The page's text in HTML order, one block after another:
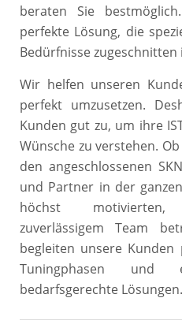
beraten Sie
perfekte Lösung, die
Bedürfnisse zugeschnitten
Wir helfen unseren
perfekt umzusetzen.
Kunden gut zu, um ihre
Wünsche zu verstehen.
den angeschlossenen
und Partner in der
höchst
zuverlässigem Team
begleiten unsere
Tuningphasen und
bedarfsgerechte Lösungen.